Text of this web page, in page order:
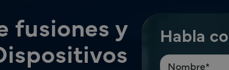
fusiones y Habla